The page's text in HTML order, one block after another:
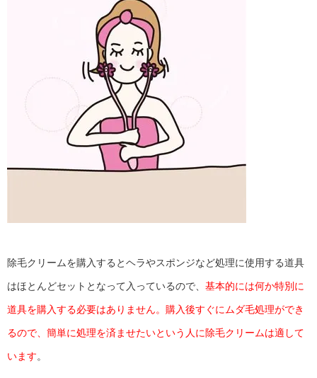
除毛クリームを購入するとヘラやスポンジなど処理に使用する道具
はほとんどセットとなって入っているので、 基本的には何か特別に
道具を購入する必要はありません。購入後すぐにムダ毛処理ができ
るので、簡単に処理を済ませたいという人に除毛クリームは適して
います。